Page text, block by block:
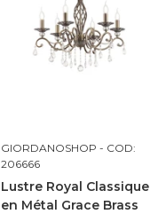
GIORDANOSHOP - COD:
206666
Lustre Royal Classique
en Métal Grace Brass